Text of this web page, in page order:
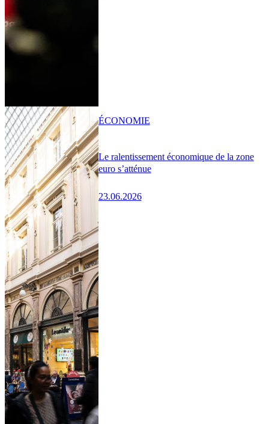
Le ralentissement économique de la zone
euro s’atténue
23.06.2026
ÉCONOMIE